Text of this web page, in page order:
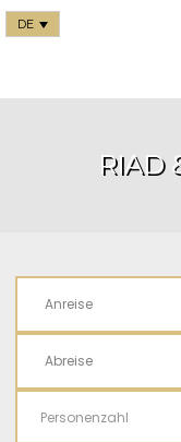
DE
RIAD